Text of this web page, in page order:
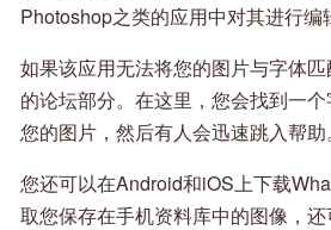
Photoshop之类的应用中对其进行编
如果该应用无法将您的图片与字体
的论坛部分。在这里，您会找到一
您的图片，然后有人会迅速跳入帮助。
您还可以在Android和iOS上下载
取您保存在手机资料库中的图像，还